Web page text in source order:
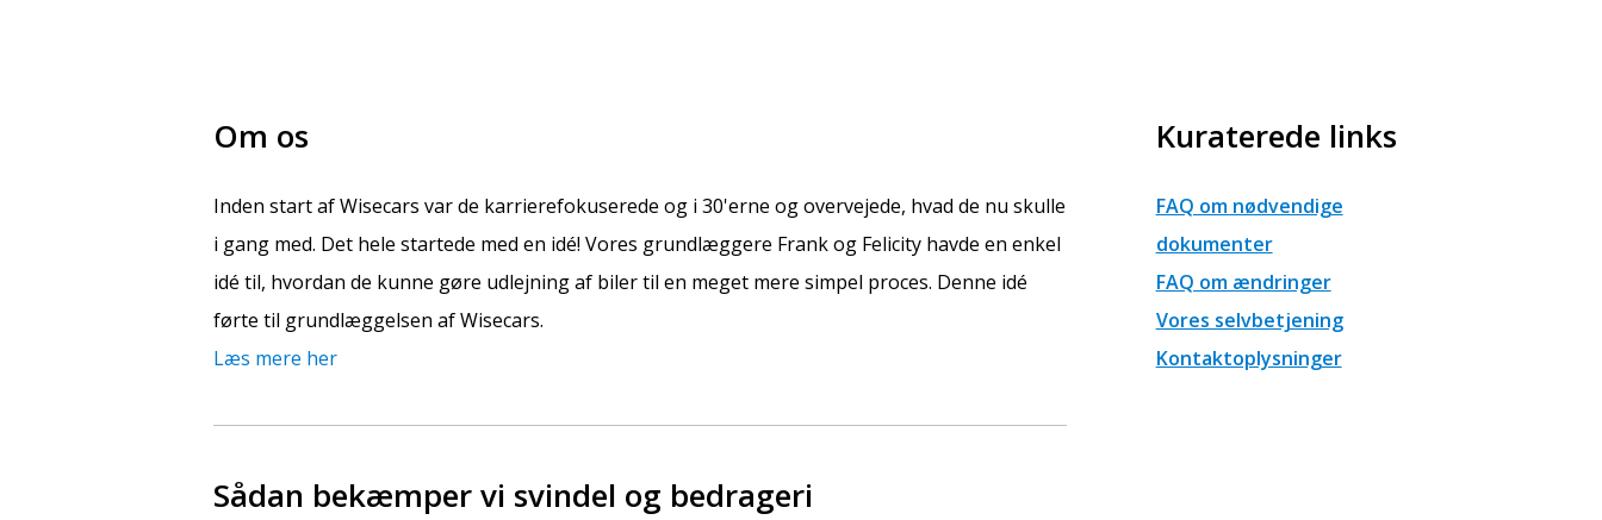
Om os
Inden start af Wisecars var de karrierefokuserede og i 30'erne og overvejede, hvad de nu skulle
i gang med. Det hele startede med en idé! Vores grundlæggere Frank og Felicity havde en enkel
idé til, hvordan de kunne gøre udlejning af biler til en meget mere simpel proces. Denne idé
førte til grundlæggelsen af Wisecars.
Læs mere her
Sådan bekæmper vi svindel og bedrageri
Kuraterede links
FAQ om nødvendige
dokumenter
FAQ om ændringer
Vores selvbetjening
Kontaktoplysninger